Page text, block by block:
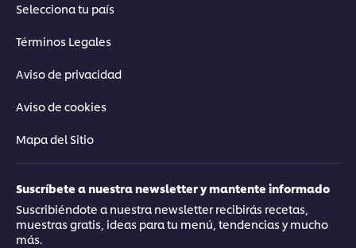
Selecciona tu país
Términos Legales
Aviso de privacidad
Aviso de cookies
Mapa del Sitio
Suscríbete a nuestra newsletter y mantente informado
Suscribiéndote a nuestra newsletter recibirás recetas,
muestras gratis, ideas para tu menú, tendencias y mucho
más.